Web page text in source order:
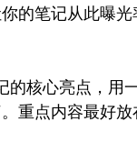
的笔记从此曝光
核心亮点，用
重点内容最好放